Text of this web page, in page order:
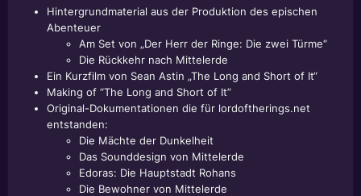
Hintergrundmaterial aus der Produktion des epischen
Abenteuer
Am Set von „Der Herr der Ringe: Die zwei Türme“
Die Rückkehr nach Mittelerde
Ein Kurzfilm von Sean Astin „The Long and Short of It“
Making of “The Long and Short of It”
Original-Dokumentationen die für lordoftherings.net
entstanden:
Die Mächte der Dunkelheit
Das Sounddesign von Mittelerde
Edoras: Die Hauptstadt Rohans
Die Bewohner von Mittelerde